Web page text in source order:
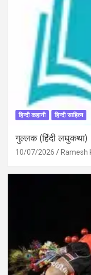
हिन्दी कहानी हिन्दी साहित्य
गुल्लक (हिंदी लघुकथा)
10/07/2026 Ramesh